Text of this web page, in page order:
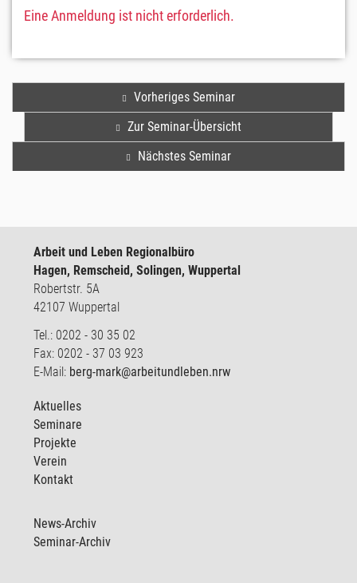
Eine Anmeldung ist nicht erforderlich.
Vorheriges Seminar
Zur Seminar-Übersicht
Nächstes Seminar
Arbeit und Leben Regionalbüro
Hagen, Remscheid, Solingen, Wuppertal
Robertstr. 5A
42107 Wuppertal
Tel.: 0202 - 30 35 02
Fax: 0202 - 37 03 923
E-Mail: berg-mark@arbeitundleben.nrw
Aktuelles
Seminare
Projekte
Verein
Kontakt
News-Archiv
Seminar-Archiv